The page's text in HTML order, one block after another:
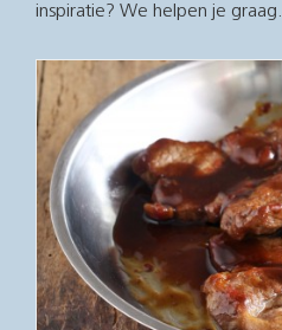
inspiratie? We helpen je graag.